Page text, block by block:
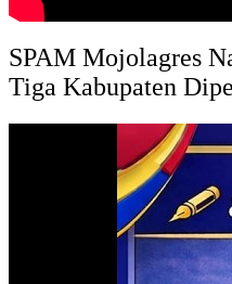
SPAM Mojolagres
Tiga Kabupaten